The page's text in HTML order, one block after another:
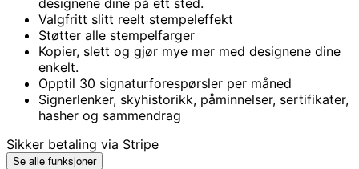
designene dine på ett sted.
Valgfritt slitt reelt stempeleffekt
Støtter alle stempelfarger
Kopier, slett og gjør mye mer med designene dine
enkelt.
Opptil 30 signaturforespørsler per måned
Signerlenker, skyhistorikk, påminnelser, sertifikater,
hasher og sammendrag
Sikker betaling via Stripe
Se alle funksjoner